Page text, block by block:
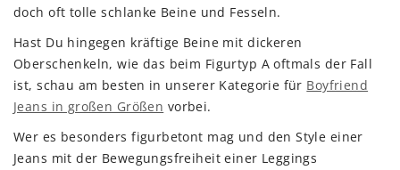
doch oft tolle schlanke Beine und Fesseln.
Hast Du hingegen kräftige Beine mit dickeren
Oberschenkeln, wie das beim Figurtyp A oftmals der Fall
ist, schau am besten in unserer Kategorie für Boyfriend
Jeans in großen Größen vorbei.
Wer es besonders figurbetont mag und den Style einer
Jeans mit der Bewegungsfreiheit einer Leggings